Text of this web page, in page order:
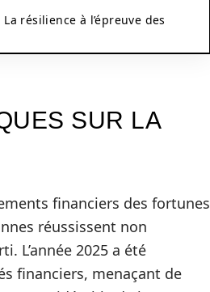
résilience à l’épreuve des
SUR LA
financiers des fortunes
réussissent non
L’année 2025 a été
financiers, menaçant de